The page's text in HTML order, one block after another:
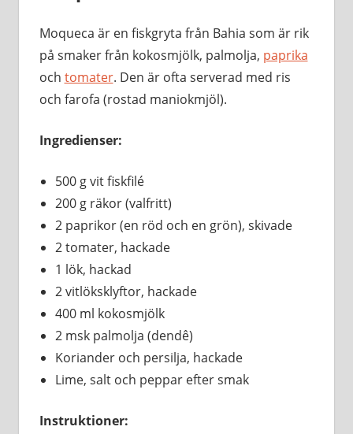
Moqueca är en fiskgryta från Bahia som är rik
på smaker från kokosmjölk, palmolja, paprika
och tomater. Den är ofta serverad med ris
och farofa (rostad maniokmjöl).
Ingredienser:
500 g vit fiskfilé
200 g räkor (valfritt)
2 paprikor (en röd och en grön), skivade
2 tomater, hackade
1 lök, hackad
2 vitlöksklyftor, hackade
400 ml kokosmjölk
2 msk palmolja (dendê)
Koriander och persilja, hackade
Lime, salt och peppar efter smak
Instruktioner: